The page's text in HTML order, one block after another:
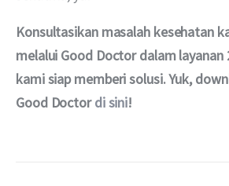
Konsultasikan masalah kesehatan
melalui Good Doctor dalam
kami siap memberi solusi. Yuk,
Good Doctor di sini!